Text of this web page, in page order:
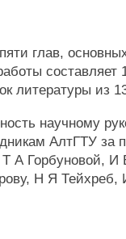
глав,
составляет
литературы из
научному
АлтГТУ за
Т А Горбуновой,
Н Я Тейхреб,